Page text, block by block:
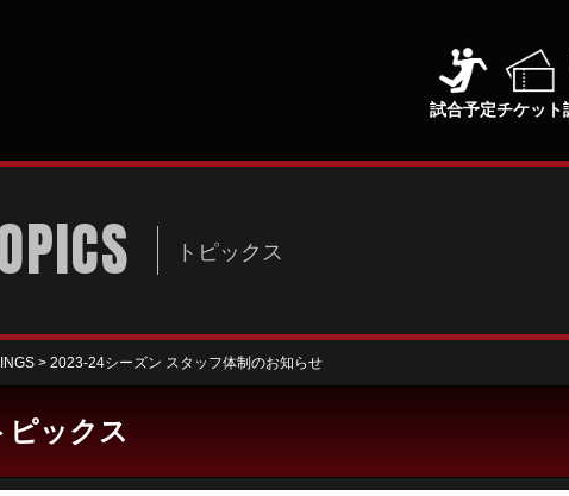
試合予定チケット
トピックス
> 2023-24シーズン スタッフ体制のお知らせ
ピックス